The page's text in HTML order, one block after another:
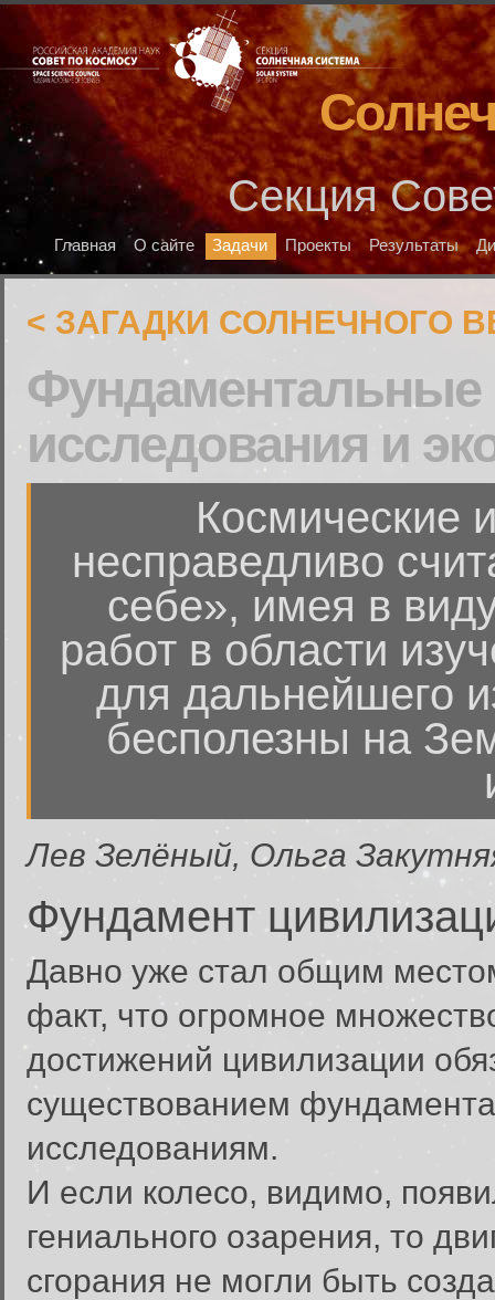
Секция
Главная О сайте Задачи Проекты Результаты
< ЗАГАДКИ СОЛНЕЧНОГО
Фундаментальные
исследования и
Космические
несправедливо
себе», имея в
работ в области
для дальнейшего
бесполезны на
Лев Зелёный, Ольга
Фундамент
Давно уже стал общим
факт, что огромное
достижений цивилизации
существованием
исследованиям.
И если колесо, видимо,
гениального озарения, то
сгорания не могли быть